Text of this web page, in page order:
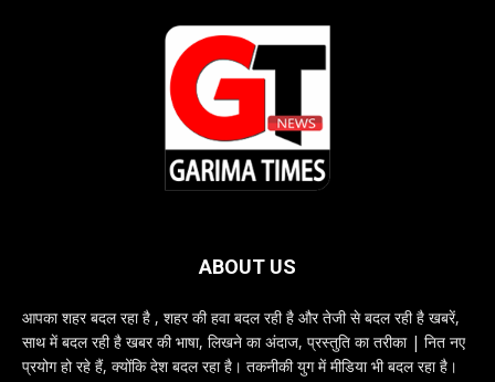
ABOUT US
आपका शहर बदल रहा है , शहर की हवा बदल रही है और तेजी से बदल रही है खबरें,
साथ में बदल रही है खबर की भाषा, लिखने का अंदाज, प्रस्तुति का तरीका | नित नए
प्रयोग हो रहे हैं, क्योंकि देश बदल रहा है। तकनीकी युग में मीडिया भी बदल रहा है।